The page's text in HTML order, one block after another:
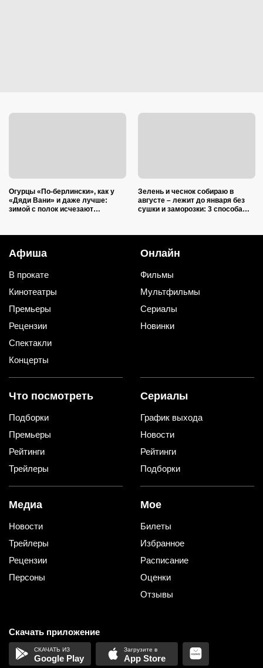
Огурцы «По-берлински», как у
«Дяди Вани» и даже лучше:
зимой с полок исчезают
Зелень и чеснок собираю в
августе – лежит до января без
сушки и заморозки: 3 способа
Афиша
В прокате
Кинотеатры
Премьеры
Рецензии
Спектакли
Концерты
Онлайн
Фильмы
Мультфильмы
Сериалы
Новинки
Что посмотреть
Подборки
Премьеры
Рейтинги
Трейлеры
Сериалы
График выхода
Новости
Рейтинги
Подборки
Медиа
Новости
Трейлеры
Рецензии
Персоны
Мое
Билеты
Избранное
Расписание
Оценки
Отзывы
Скачать приложение
Google Play App Store